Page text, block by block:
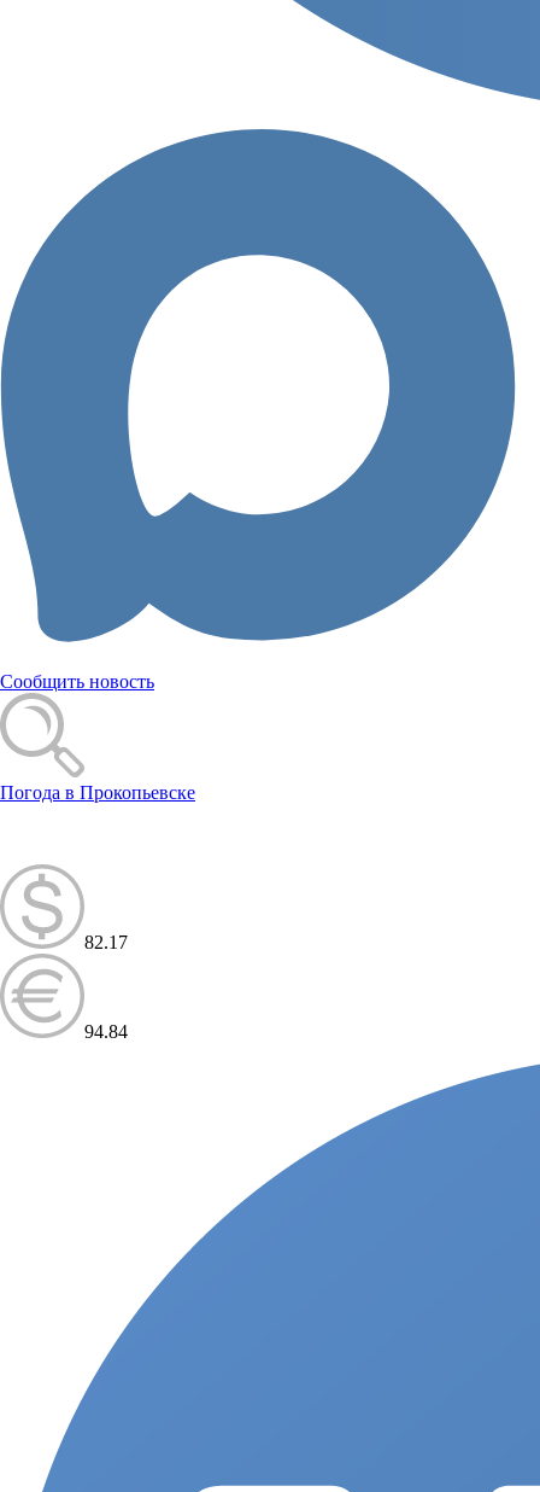
Сообщить новость
Погода в Прокопьевске
82.17
94.84